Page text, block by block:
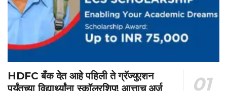
HDFC बँक देत आहे पहिली ते ग्रॅज्युएशन
पर्यंतच्या विद्यार्थ्यांना स्कॉलरशिप! आत्ताच अर्ज